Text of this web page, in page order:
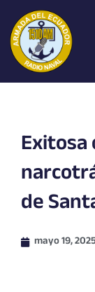
contenido
de
mayo 19,